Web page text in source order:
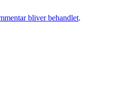
bliver behandlet.